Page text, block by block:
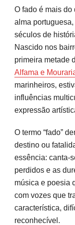
O fado é mais do
alma
séculos de
Nascido nos
primeira metade
Alfama e
marinheiros,
influências
expressão
O termo “fado”
destino ou
essência: canta-
perdidos e as
música e poesia
com vozes que
característica,
reconhecível.